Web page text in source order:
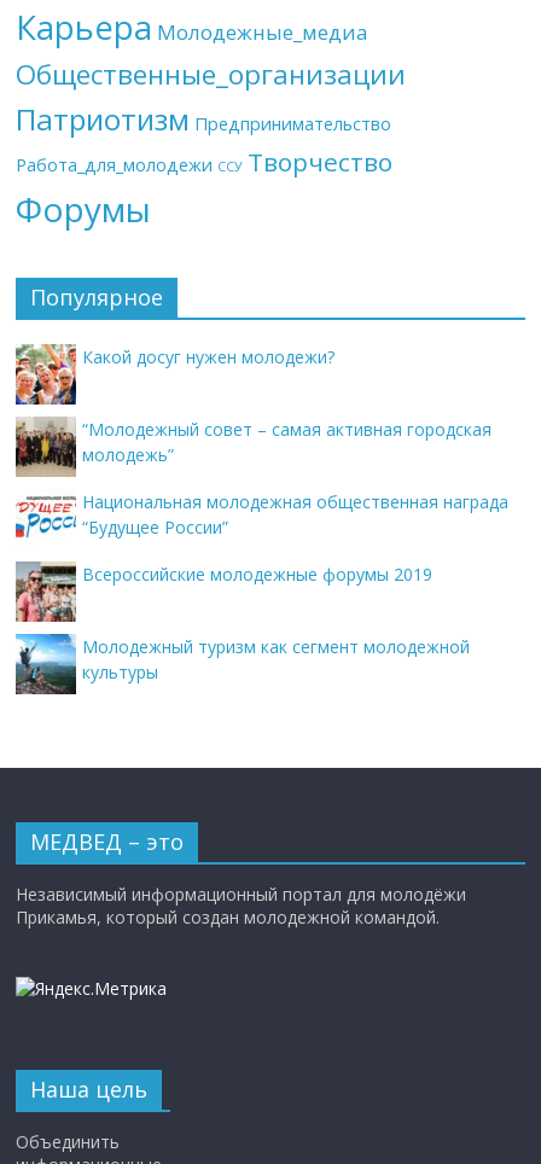
Карьера Молодежные_медиа
Общественные_организации
Патриотизм Предпринимательство
Работа_для_молодежи ССУ Творчество
Форумы
Популярное
Какой досуг нужен молодежи?
“Молодежный совет – самая активная городская
молодежь”
Национальная молодежная общественная награда
“Будущее России”
Всероссийские молодежные форумы 2019
Молодежный туризм как сегмент молодежной
культуры
МЕДВЕД – это
Независимый информационный портал для молодёжи
Прикамья, который создан молодежной командой.
Наша цель
Объединить